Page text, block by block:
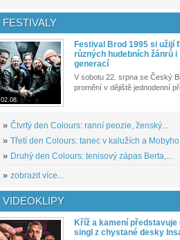
FESTIVALY
02.08.
Festival Brod 1995 si užijí
různých hudebních žánrů i
generací
V sobotu 22. srpna se Český
promění v dějiště jednodenní
» Čtvrtý den Colours: ranní peozie, ženský...
» Třetí den Colours: tanec v kalužích a Mobyho...
» Druhý den Colours: tenisový zápas Berta,...
» zobrazit více...
VIDEOKLIPY
Kříž a kamení představuje
singl z chystané desky